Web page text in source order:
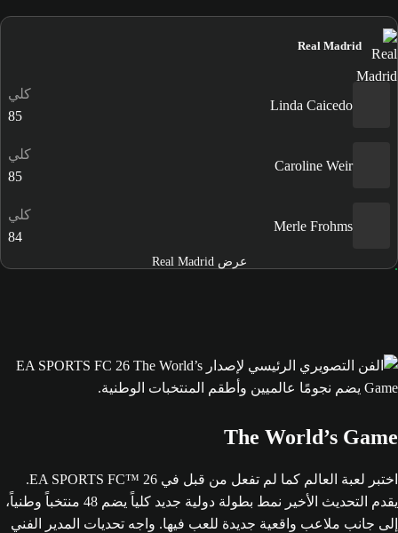
Real Madrid
Linda Caicedo
كلي
85
Caroline Weir
كلي
85
Merle Frohms
كلي
84
عرض Real Madrid
The World’s Game
اختبر لعبة العالم كما لم تفعل من قبل في EA SPORTS FC™ 26.
يقدم التحديث الأخير نمط بطولة دولية جديد كلياً يضم 48 منتخباً وطنياً،
إلى جانب ملاعب واقعية جديدة للعب فيها. واجه تحديات المدير الفني